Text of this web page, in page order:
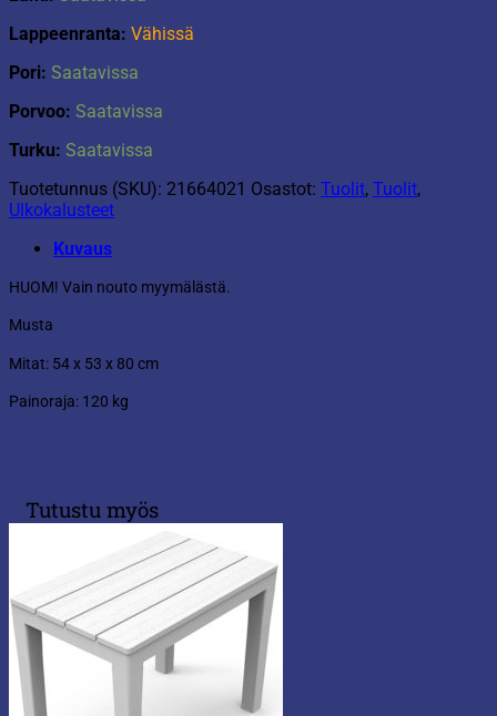
Lappeenranta: Vähissä
Pori: Saatavissa
Porvoo: Saatavissa
Turku: Saatavissa
Tuotetunnus (SKU): 21664021 Osastot: Tuolit, Tuolit,
Ulkokalusteet
Kuvaus
HUOM! Vain nouto myymälästä.
Musta
Mitat: 54 x 53 x 80 cm
Painoraja: 120 kg
Tutustu myös